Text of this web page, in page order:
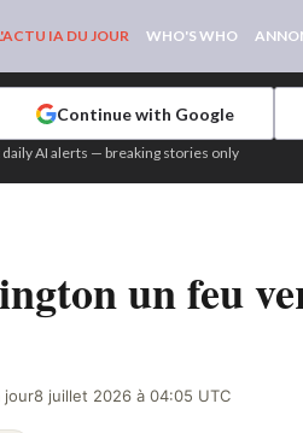
IA DU JOUR WHO'S WHO
Continue with Google
AI alerts — breaking stories only
un feu
jour8 juillet 2026 à 04:05 UTC